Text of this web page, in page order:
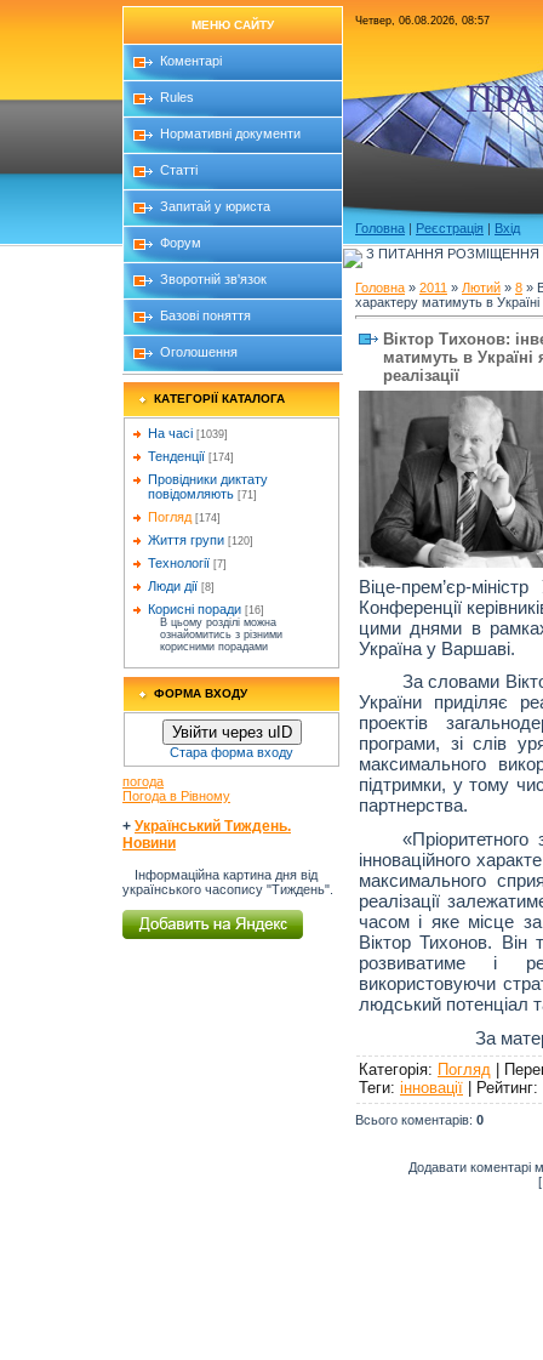
МЕНЮ САЙТУ
Коментарі
Rules
Нормативні документи
Статті
Запитай у юриста
Форум
Зворотній зв'язок
Базові поняття
Оголошення
КАТЕГОРІЇ КАТАЛОГА
На часі [1039]
Тенденції [174]
Провідники диктату
повідомляють [71]
Погляд [174]
Життя групи [120]
Технології [7]
Люди дії [8]
Корисні поради [16]
В цьому розділі можна
ознайомитись з різними
корисними порадами
ФОРМА ВХОДУ
Увійти через uID
Стара форма входу
погода
Погода в Рівному
+ Український Тиждень.
Новини
Інформаційна картина дня від
українського часопису "Тиждень".
Четвер, 06.08.2026, 08:57
Головна | Реєстрація | Вхід
З ПИТАННЯ РОЗМІЩЕННЯ
Головна » 2011 » Лютий » 8 »
характеру матимуть в Україні
Віктор Тихонов:
матимуть в
реалізації
Віце-прем’єр-
Конференції
цими днями в
Україна у Варшаві.
За словами
України приділяє
проектів
програми, зі слів
максимального
підтримки, у тому
партнерства.
інноваційного
максимального
реалізації
часом і яке місце
Віктор Тихонов. Він
розвиватиме і
використовуючи
людський потенціал
За
Категорія: Погляд |
Теги: інновації | Рейтинг:
Всього коментарів: 0
Додавати коментарі